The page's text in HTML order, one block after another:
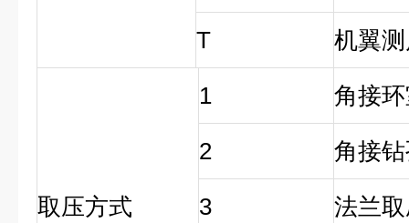
T 机翼
取压方式
1 角接
2 角接
3 法兰